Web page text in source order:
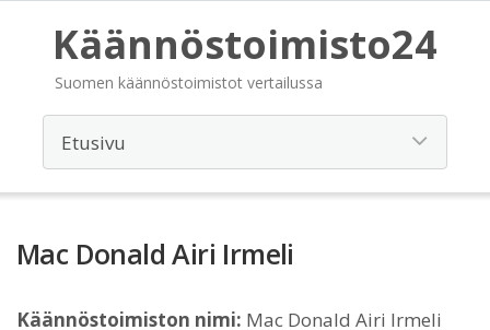
Käännöstoimisto24
Suomen käännöstoimistot vertailussa
Mac Donald Airi Irmeli
Käännöstoimiston nimi: Mac Donald Airi Irmeli